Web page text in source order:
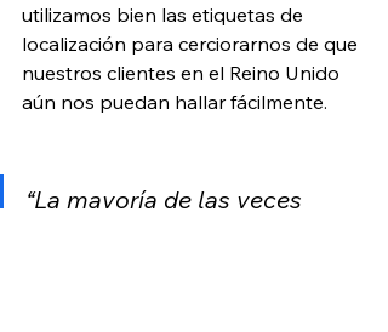
utilizamos bien las etiquetas de
localización para cerciorarnos de que
nuestros clientes en el Reino Unido
aún nos puedan hallar fácilmente.
“La mayoría de las veces